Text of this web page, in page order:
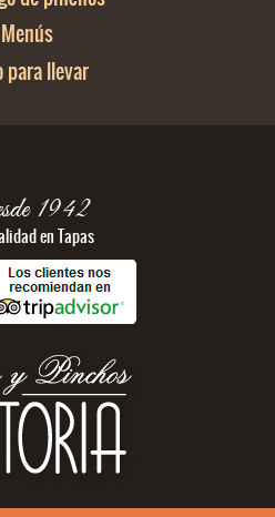
Menús
para llevar
1942
en Tapas